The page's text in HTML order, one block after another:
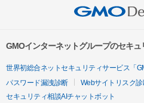
GMOインターネットグループのセキ
世界初総合ネットセキュリティサービス「
パスワード漏洩診断
Webサイトリスク診
セキュリティ相談AIチャットボット